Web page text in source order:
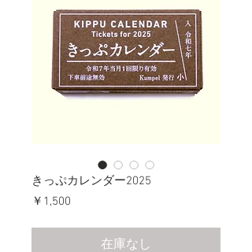
きっぷカレンダー2025
￥1,500
在庫なし